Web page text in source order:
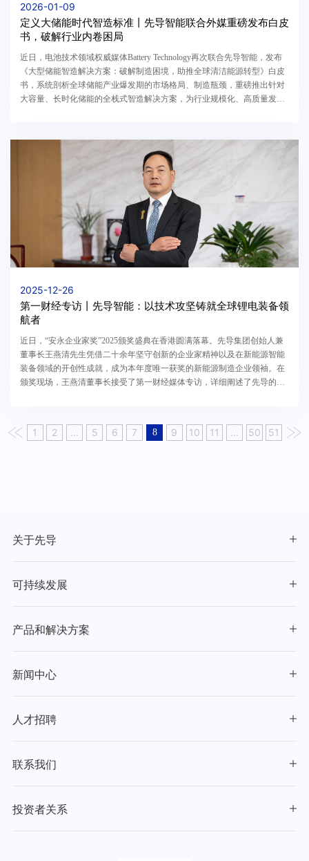
2026-01-09
定义大储能时代智造标准丨先导智能联合外媒重磅发布白皮
书，破解行业内卷困局
近日，电池技术领域权威媒体‌Battery Technology再次联合先导智能，发布
《大型储能智造解决方案：破解制造困境，助推全球清洁能源转型》白皮
书，系统剖析全球储能产业爆发期的市场格局、制造瓶颈，重磅推出针对
大容量、长时化储能的全栈式智造解决方案，为行业规模化、高质量发展
2025-12-26
第一财经专访丨先导智能：以技术攻坚铸就全球锂电装备领
航者
近日，“安永企业家奖”2025颁奖盛典在香港圆满落幕。先导集团创始人兼
董事长王燕清先生凭借二十余年坚守创新的企业家精神以及在新能源智能
装备领域的开创性成就，成为本年度唯一获奖的新能源制造企业领袖。在
颁奖现场，王燕清董事长接受了第一财经媒体专访，详细阐述了先导的创
1 2 ... 5 6 7 8 9 10 11 ... 50 51
关于先导
可持续发展
产品和解决方案
新闻中心
人才招聘
联系我们
投资者关系